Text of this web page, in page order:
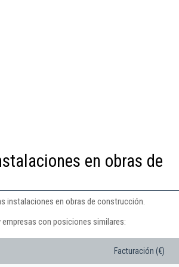
en obras de
instalaciones en obras de construcción.
con posiciones similares:
Facturación (€)